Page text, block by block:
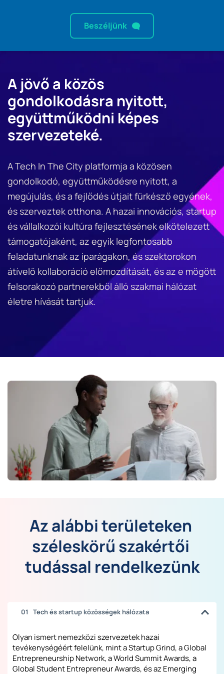
Beszéljünk
A jövő a közös
gondolkodásra nyitott,
együttműködni képes
szervezeteké.
A Tech In The City platformja a közösen
gondolkodó, együttműködésre nyitott, a
megújulás, és a fejlődés útjait fürkésző egyének,
és szerveztek otthona. A hazai innovációs, startup
és vállalkozói kultúra fejlesztésének elkötelezett
támogatójaként, az egyik legfontosabb
feladatunknak az iparágakon, és szektorokon
átívelő kollaboráció előmozdítását, és az e mögött
felsorakozó partnerekből álló szakmai hálózat
életre hívását tartjuk.
Az alábbi területeken
széleskörű szakértői
tudással rendelkezünk
    01   Tech és startup közösségek hálózata
Olyan ismert nemezközi szervezetek hazai
tevékenységéért felelünk, mint a Startup Grind, a Global
Entrepreneurship Network, a World Summit Awards, a
Global Student Entrepreneur Awards, és az Emerging